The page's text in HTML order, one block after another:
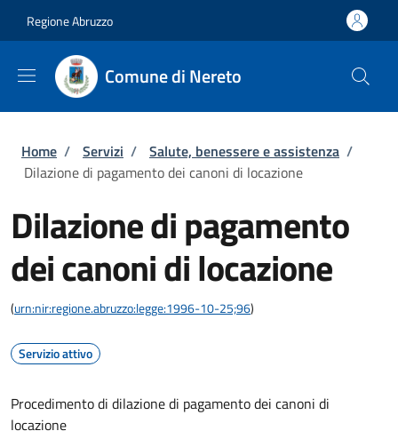
Regione Abruzzo
Comune di Nereto
Briciole di pane
Home / Servizi / Salute, benessere e assistenza /
Dilazione di pagamento dei canoni di locazione
Dilazione di pagamento
dei canoni di locazione
(urn:nir:regione.abruzzo:legge:1996-10-25;96)
Servizio attivo
Procedimento di dilazione di pagamento dei canoni di
locazione